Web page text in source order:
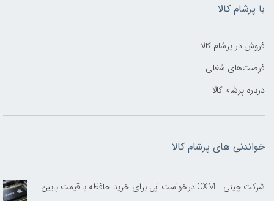
با پرشام کالا
فروش در پرشام کالا
فرصت‌های شغلی
درباره پرشام کالا
خواندنی های پرشام کالا
شرکت چینی CXMT درخواست اپل برای خرید حافظه با قیمت پایین